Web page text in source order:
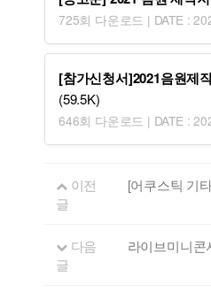
725회 다운로드 | DATE :
[참가신청서]2021음원제
(59.5K)
646회 다운로드 | DATE :
이전
글
다음
글